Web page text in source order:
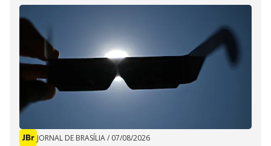
JORNAL DE BRASÍLIA/ 07/08/2026